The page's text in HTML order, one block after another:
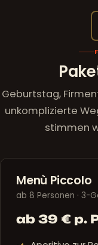
Geburtstag,
unkomplizierte
stimmen
Menù Piccolo
ab 8 Personen · 3-
ab 39 € p.